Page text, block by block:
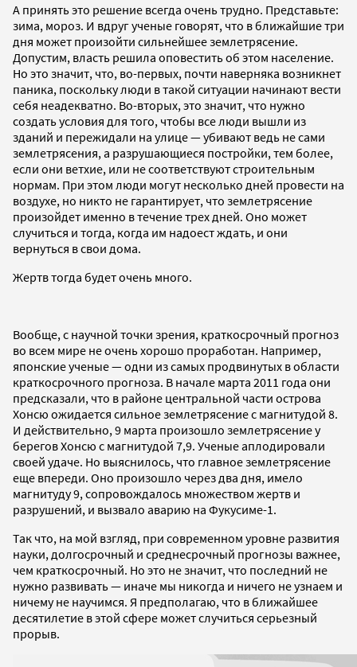
А принять это решение всегда очень трудно. Представьте:
зима, мороз. И вдруг ученые говорят, что в ближайшие три
дня может произойти сильнейшее землетрясение.
Допустим, власть решила оповестить об этом население.
Но это значит, что, во-первых, почти наверняка возникнет
паника, поскольку люди в такой ситуации начинают вести
себя неадекватно. Во-вторых, это значит, что нужно
создать условия для того, чтобы все люди вышли из
зданий и пережидали на улице — убивают ведь не сами
землетрясения, а разрушающиеся постройки, тем более,
если они ветхие, или не соответствуют строительным
нормам. При этом люди могут несколько дней провести на
воздухе, но никто не гарантирует, что землетрясение
произойдет именно в течение трех дней. Оно может
случиться и тогда, когда им надоест ждать, и они
вернуться в свои дома.
Жертв тогда будет очень много.
Вообще, с научной точки зрения, краткосрочный прогноз
во всем мире не очень хорошо проработан. Например,
японские ученые — одни из самых продвинутых в области
краткосрочного прогноза. В начале марта 2011 года они
предсказали, что в районе центральной части острова
Хонсю ожидается сильное землетрясение с магнитудой 8.
И действительно, 9 марта произошло землетрясение у
берегов Хонсю с магнитудой 7,9. Ученые аплодировали
своей удаче. Но выяснилось, что главное землетрясение
еще впереди. Оно произошло через два дня, имело
магнитуду 9, сопровождалось множеством жертв и
разрушений, и вызвало аварию на Фукусиме-1.
Так что, на мой взгляд, при современном уровне развития
науки, долгосрочный и среднесрочный прогнозы важнее,
чем краткосрочный. Но это не значит, что последний не
нужно развивать — иначе мы никогда и ничего не узнаем и
ничему не научимся. Я предполагаю, что в ближайшее
десятилетие в этой сфере может случиться серьезный
прорыв.